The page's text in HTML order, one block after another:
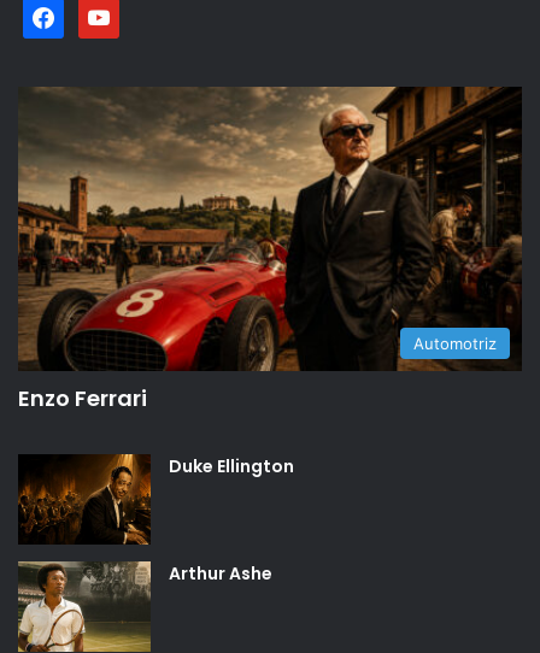
facebookyoutube
Automotriz
Enzo Ferrari
Duke Ellington
Arthur Ashe